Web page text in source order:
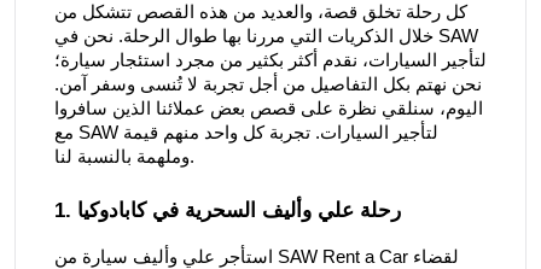
كل رحلة تخلق قصة، والعديد من هذه القصص تتشكل من
خلال الذكريات التي مررنا بها طوال الرحلة. نحن في SAW
لتأجير السيارات، نقدم أكثر بكثير من مجرد استئجار سيارة؛
نحن نهتم بكل التفاصيل من أجل تجربة لا تُنسى وسفر آمن.
اليوم، سنلقي نظرة على قصص بعض عملائنا الذين سافروا
مع SAW لتأجير السيارات. تجربة كل واحد منهم قيمة
وملهمة بالنسبة لنا.
1. رحلة علي وأليف السحرية في كابادوكيا
استأجر علي وأليف سيارة من SAW Rent a Car لقضاء